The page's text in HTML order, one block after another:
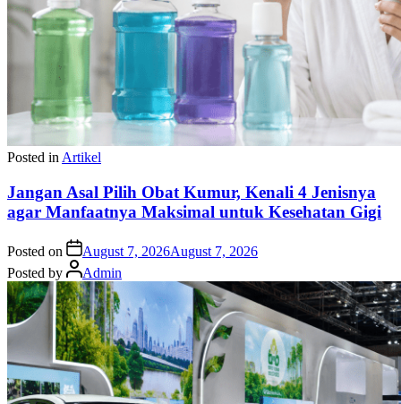
Posted in Artikel
Jangan Asal Pilih Obat Kumur, Kenali 4 Jenisnya
agar Manfaatnya Maksimal untuk Kesehatan Gigi
Posted on August 7, 2026August 7, 2026
Posted by
Admin